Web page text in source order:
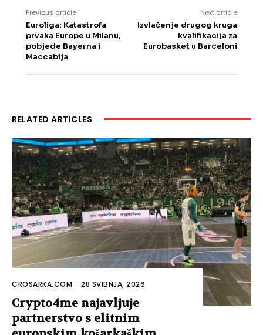
Previous article
Euroliga: Katastrofa
prvaka Europe u Milanu,
pobjede Bayerna i
Maccabija
Next article
Izvlačenje drugog kruga
kvalifikacija za
Eurobasket u Barceloni
RELATED ARTICLES
CROSARKA.COM -28 SVIBNJA, 2026
Crypto4me najavljuje
partnerstvo s elitnim